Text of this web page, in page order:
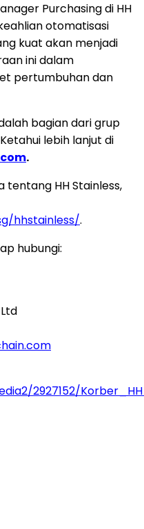
Purchasing di HH
otomatisasi
kuat akan menjadi
ini dalam
pertumbuhan dan
bagian dari grup
lebih lanjut di
.
tentang HH Stainless,
hhstainless/.
hubungi:
2927152/